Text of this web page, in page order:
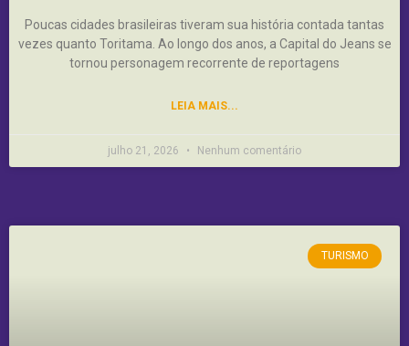
Poucas cidades brasileiras tiveram sua história contada tantas
vezes quanto Toritama. Ao longo dos anos, a Capital do Jeans se
tornou personagem recorrente de reportagens
LEIA MAIS...
julho 21, 2026 Nenhum comentário
TURISMO